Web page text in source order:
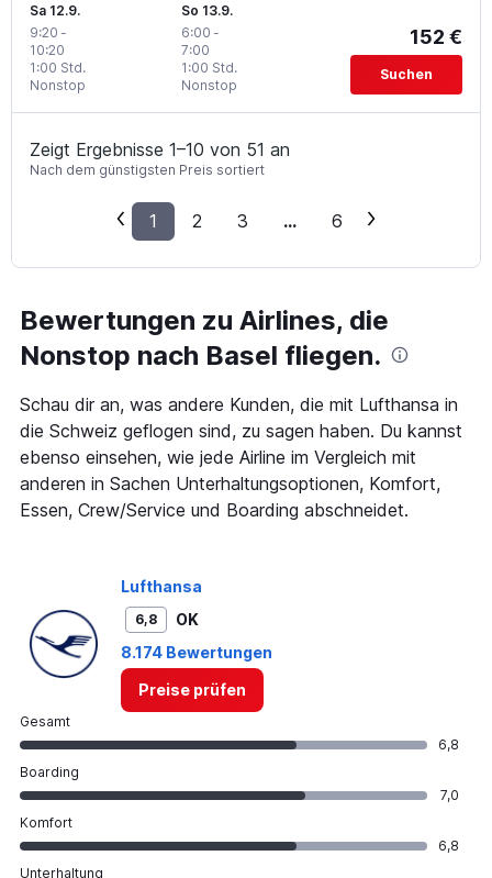
Sa 12.9.
9:20 -
10:20
Nonstop
1:00 Std.
So 13.9.
6:00 -
7:00
Nonstop
1:00 Std.
152 €
Suchen
Zeigt Ergebnisse 1–10 von 51 an
Nach dem günstigsten Preis sortiert
1 2 3 ... 6
Bewertungen zu Airlines, die
Nonstop nach Basel fliegen.
Schau dir an, was andere Kunden, die mit Lufthansa in
die Schweiz geflogen sind, zu sagen haben. Du kannst
ebenso einsehen, wie jede Airline im Vergleich mit
anderen in Sachen Unterhaltungsoptionen, Komfort,
Essen, Crew/Service und Boarding abschneidet.
Lufthansa
6,8
OK
8.174 Bewertungen
Preise prüfen
Gesamt
6,8
Boarding
7,0
Komfort
6,8
Unterhaltung